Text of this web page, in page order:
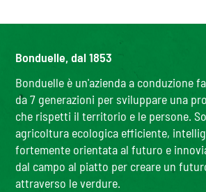
Bonduelle, dal 1853
Bonduelle è un'azienda a conduzione
da 7 generazioni per sviluppare una
che rispetti il territorio e le persone.
agricoltura ecologica efficiente,
fortemente orientata al futuro e
dal campo al piatto per creare un
attraverso le verdure.